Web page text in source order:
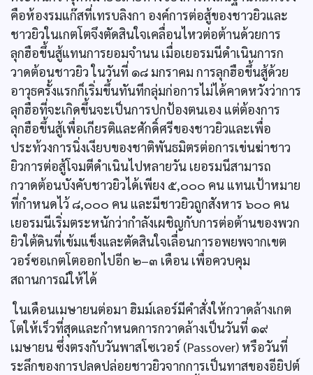
คือห้องรมแก๊สที่เทรบลิงกา องค์การต่อสู้ของชาวยิวและ
ชาวยิวในเกตโตจึงตัดสินใจเคลื่อนไหวต่อต้านด้วยการ
ลุกฮือขึ้นสู้แทนการยอมจำนน เมื่อเยอรมนีดำเนินการก
วาดต้อนชาวยิว ในวันที่ ๑๘ มกราคม การลุกฮือขึ้นสู้ด้วย
อาวุธครั้งแรกก็เริ่มขึ้นทันทีกลุ่มก่อการไม่ได้คาดหวังว่าการ
ลุกฮือที่จะเกิดขึ้นจะเป็นการปกป้องตนเอง แต่ต้องการ
ลุกฮือขึ้นสู้เพื่อเกียรติและศักดิ์ศรีของชาวยิวและเพื่อ
ประท้วงการนิ่งเงียบของชาติพันธมิตรต่อการเข่นฆ่าชาว
ยิวการต่อสู้โจมตีดำเนินไปหลายวัน เยอรมนีสามารถ
กวาดต้อนบังคับชาวยิวได้เพียง ๕,๐๐๐ คน แทนเป้าหมาย
ที่กำหนดไว้ ๘,๐๐๐ คน และมีชาวยิวถูกสังหาร ๖๐๐ คน
เยอรมนีเริ่มตระหนักว่ากำลังเผชิญกับการต่อต้านของพวก
ยิวใต้ดินที่เข้มแข็งและตัดสินใจเลื่อนการอพยพจากเขต
วอร์ซอเกตโตออกไปอีก ๒–๓ เดือน เพื่อควบคุม
สถานการณ์ให้ได้
ในเดือนเมษายนต่อมา ฮิมม์เลอร์มีคำสั่งให้กวาดล้างเกต
โตให้เร็วที่สุดและกำหนดการกวาดล้างเป็นวันที่ ๑๙
เมษายน ซึ่งตรงกับวันพาสโซเวอร์ (Passover) หรือวันที่
ระลึกของการปลดปล่อยชาวยิวจากการเป็นทาสของอียิปต์